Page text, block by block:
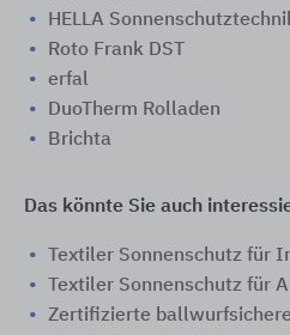
HELLA
Roto Frank DST
erfal
DuoTherm Rolladen
Brichta
Das könnte Sie auch
Textiler Sonnenschutz für
Textiler Sonnenschutz für
Zertifizierte